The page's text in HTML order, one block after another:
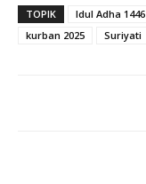
TOPIK Idul Adha 1446
kurban 2025
Suriyati